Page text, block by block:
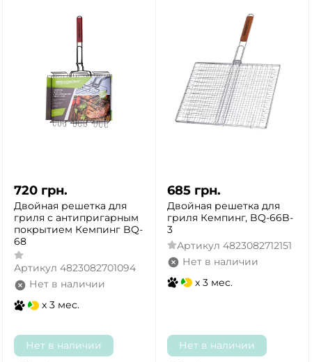
720 грн.
Двойная решетка для
гриля с антипригарным
покрытием Кемпинг BQ-
68
Артикул 4823082701094
Нет в наличии
x 3 мес.
Нет в наличии
685 грн.
Двойная решетка для
гриля Кемпинг, BQ-66B-
3
Артикул 4823082712151
Нет в наличии
x 3 мес.
Нет в наличии